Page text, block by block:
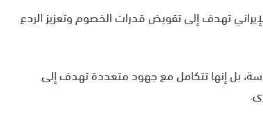
تهدف إلى تقويض قدرات الخصوم وتعزيز الردع
بل إنها تتكامل مع جهود متعددة تهدف إلى